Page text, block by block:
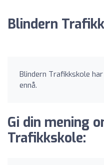
Blindern
Blindern Trafikkskole
ennå.
Gi din mening
Trafikkskole: